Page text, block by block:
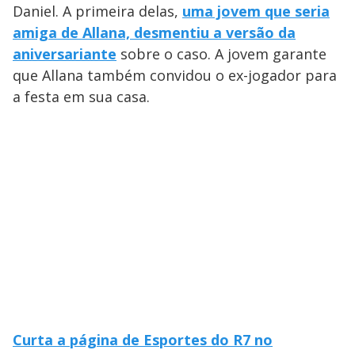
Daniel. A primeira delas, uma jovem que seria
amiga de Allana, desmentiu a versão da
aniversariante sobre o caso. A jovem garante
que Allana também convidou o ex-jogador para
a festa em sua casa.
Curta a página de Esportes do R7 no